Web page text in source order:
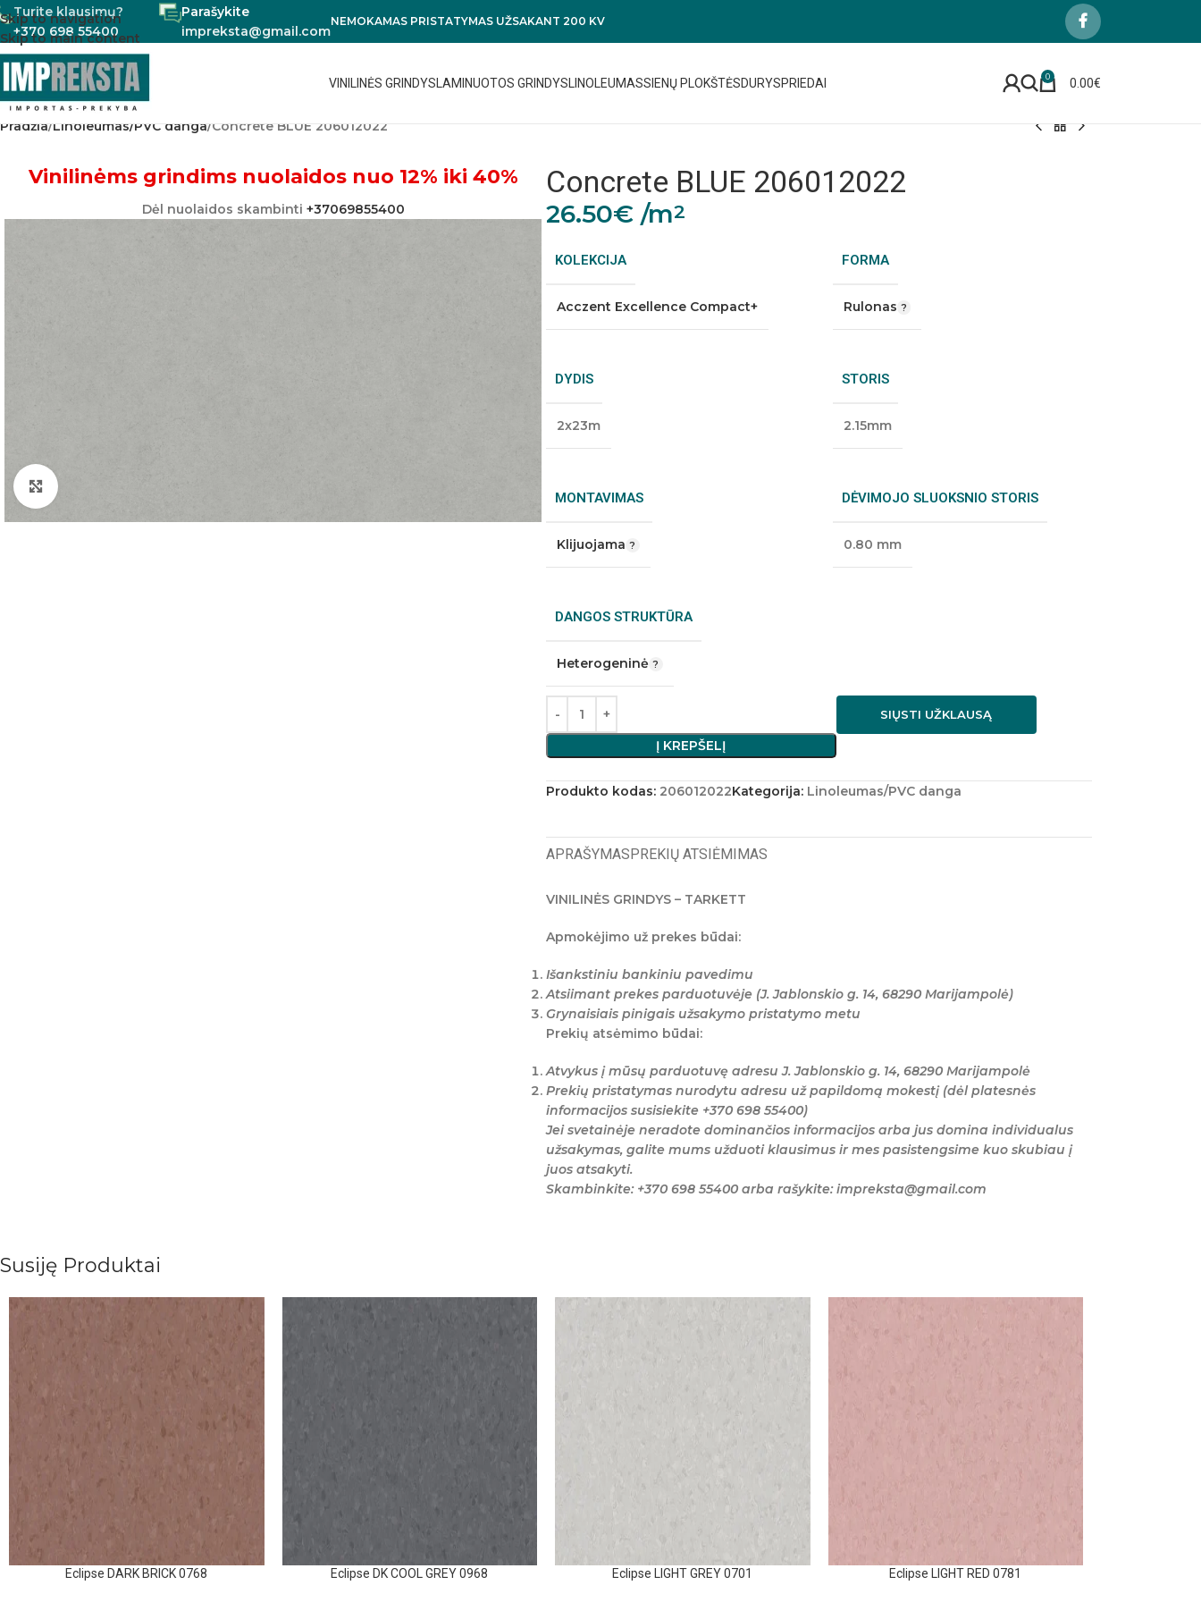
Skip to navigation
Skip to main content
Turite klausimų?
+370 698 55400
Parašykite
impreksta@gmail.com
NEMOKAMAS PRISTATYMAS UŽSAKANT 200 KV
VINILINĖS GRINDYS LAMINUOTOS GRINDYS LINOLEUMASSIENŲ PLOKŠTĖSDURYSPRIEDAI 0 0.00€
Pradžia Linoleumas/PVC danga Concrete BLUE 206012022
Vinilinėms grindims nuolaidos nuo 12% iki 40%
Dėl nuolaidos skambinti +37069855400
Concrete BLUE 206012022
26.50€ /m2
KOLEKCIJA
Acczent Excellence Compact+
FORMA
Rulonas
DYDIS
2x23m
STORIS
2.15mm
MONTAVIMAS
Klijuojama
DĖVIMOJO SLUOKSNIO STORIS
0.80 mm
DANGOS STRUKTŪRA
Heterogeninė
Į KREPŠELĮ
SIŲSTI UŽKLAUSĄ
Produkto kodas: 206012022Kategorija: Linoleumas/PVC danga
APRAŠYMASPREKIŲ ATSIĖMIMAS
VINILINĖS GRINDYS – TARKETT
Apmokėjimo už prekes būdai:
Išankstiniu bankiniu pavedimu
Atsiimant prekes parduotuvėje (J. Jablonskio g. 14, 68290 Marijampolė)
Grynaisiais pinigais užsakymo pristatymo metu
Prekių atsėmimo būdai:
Atvykus į mūsų parduotuvę adresu J. Jablonskio g. 14, 68290 Marijampolė
Prekių pristatymas nurodytu adresu už papildomą mokestį (dėl platesnės
informacijos susisiekite +370 698 55400)
Jei svetainėje neradote dominančios informacijos arba jus domina individualus
užsakymas, galite mums užduoti klausimus ir mes pasistengsime kuo skubiau į
juos atsakyti.
Skambinkite: +370 698 55400 arba rašykite: impreksta@gmail.com
Susiję Produktai
Eclipse DARK BRICK 0768 Eclipse DK COOL GREY 0968 Eclipse LIGHT GREY 0701 Eclipse LIGHT RED 0781